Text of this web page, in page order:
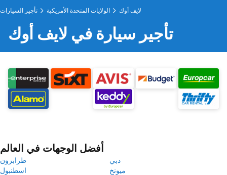
تأجير السيارات الولايات المتحدة الأمريكية لايف أوك
تأجير سيارة في لايف أوك
أفضل الوجهات في العالم
طرابزون
دبي
اسطنبول
ميونخ